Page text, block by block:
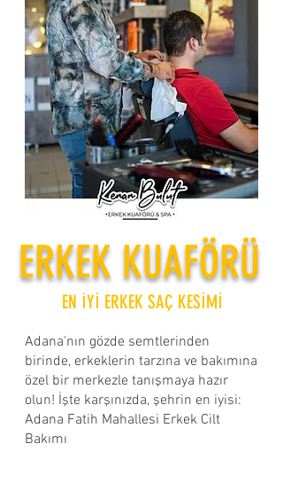
ERKEK KUAFÖRÜ
EN İYİ ERKEK SAÇ KESİMİ
Adana'nın gözde semtlerinden
birinde, erkeklerin tarzına ve bakımına
özel bir merkezle tanışmaya hazır
olun! İşte karşınızda, şehrin en iyisi:
Adana Fatih Mahallesi Erkek Cilt
Bakımı ​